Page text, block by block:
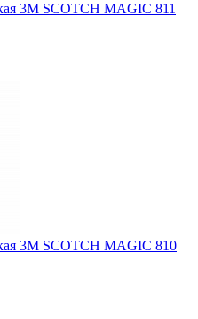
3M SCOTCH MAGIC 811
3M SCOTCH MAGIC 810